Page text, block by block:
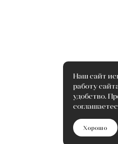
Наш сайт
работу
удобство.
Хорошо